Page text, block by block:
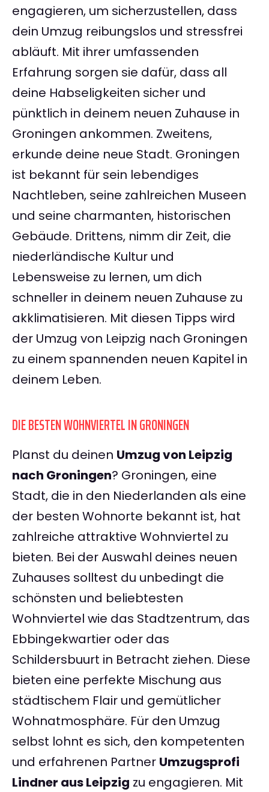
engagieren, um sicherzustellen, dass
dein Umzug reibungslos und stressfrei
abläuft. Mit ihrer umfassenden
Erfahrung sorgen sie dafür, dass all
deine Habseligkeiten sicher und
pünktlich in deinem neuen Zuhause in
Groningen ankommen. Zweitens,
erkunde deine neue Stadt. Groningen
ist bekannt für sein lebendiges
Nachtleben, seine zahlreichen Museen
und seine charmanten, historischen
Gebäude. Drittens, nimm dir Zeit, die
niederländische Kultur und
Lebensweise zu lernen, um dich
schneller in deinem neuen Zuhause zu
akklimatisieren. Mit diesen Tipps wird
der Umzug von Leipzig nach Groningen
zu einem spannenden neuen Kapitel in
deinem Leben.
DIE BESTEN WOHNVIERTEL IN GRONINGEN
Planst du deinen Umzug von Leipzig
nach Groningen? Groningen, eine
Stadt, die in den Niederlanden als eine
der besten Wohnorte bekannt ist, hat
zahlreiche attraktive Wohnviertel zu
bieten. Bei der Auswahl deines neuen
Zuhauses solltest du unbedingt die
schönsten und beliebtesten
Wohnviertel wie das Stadtzentrum, das
Ebbingekwartier oder das
Schildersbuurt in Betracht ziehen. Diese
bieten eine perfekte Mischung aus
städtischem Flair und gemütlicher
Wohnatmosphäre. Für den Umzug
selbst lohnt es sich, den kompetenten
und erfahrenen Partner Umzugsprofi
Lindner aus Leipzig zu engagieren. Mit